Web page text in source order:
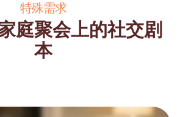
特殊需求
庭聚会上的社交剧
本